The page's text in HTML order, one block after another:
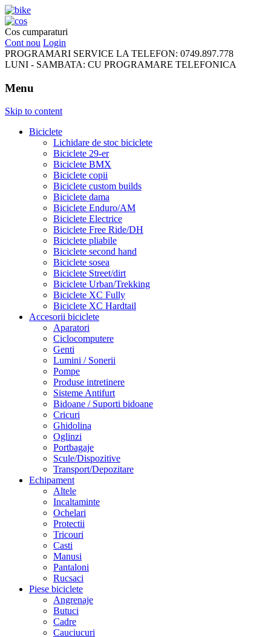
FreeRideBikes
Cos cumparaturi
Cont nou Login
PROGRAMARI SERVICE LA TELEFON: 0749.897.778
LUNI - SAMBATA: CU PROGRAMARE TELEFONICA
Menu
Skip to content
Biciclete
Lichidare de stoc biciclete
Biciclete 29-er
Biciclete BMX
Biciclete copii
Biciclete custom builds
Biciclete dama
Biciclete Enduro/AM
Biciclete Electrice
Biciclete Free Ride/DH
Biciclete pliabile
Biciclete second hand
Biciclete sosea
Biciclete Street/dirt
Biciclete Urban/Trekking
Biciclete XC Fully
Biciclete XC Hardtail
Accesorii biciclete
Aparatori
Ciclocomputere
Genti
Lumini / Sonerii
Pompe
Produse intretinere
Sisteme Antifurt
Bidoane / Suporti bidoane
Cricuri
Ghidolina
Oglinzi
Portbagaje
Scule/Dispozitive
Transport/Depozitare
Echipament
Altele
Incaltaminte
Ochelari
Protectii
Tricouri
Casti
Manusi
Pantaloni
Rucsaci
Piese biciclete
Angrenaje
Butuci
Cadre
Cauciucuri